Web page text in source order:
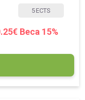
5 ECTS
Beca 15%